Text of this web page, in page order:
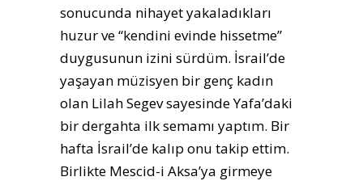
sonucunda nihayet yakaladıkları
huzur ve “kendini evinde hissetme”
duygusunun izini sürdüm. İsrail’de
yaşayan müzisyen bir genç kadın
olan Lilah Segev sayesinde Yafa’daki
bir dergahta ilk semamı yaptım. Bir
hafta İsrail’de kalıp onu takip ettim.
Birlikte Mescid-i Aksa’ya girmeye